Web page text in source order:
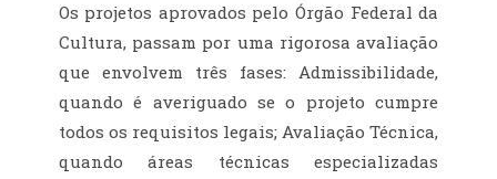
Os projetos aprovados pelo Órgão Federal da
Cultura, passam por uma rigorosa avaliação
que envolvem três fases: Admissibilidade,
quando é averiguado se o projeto cumpre
todos os requisitos legais; Avaliação Técnica,
quando áreas técnicas especializadas